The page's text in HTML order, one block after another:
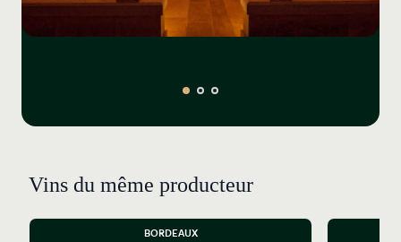
Vins du même producteur
BORDEAUX